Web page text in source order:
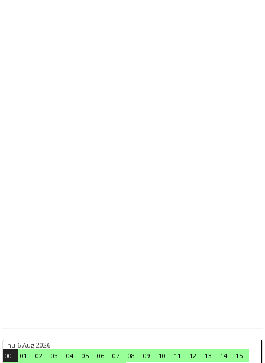
Thu 6 Aug 2026
00
01 02 03 04 05 06 07 08 09 10 11 12 13 14
15